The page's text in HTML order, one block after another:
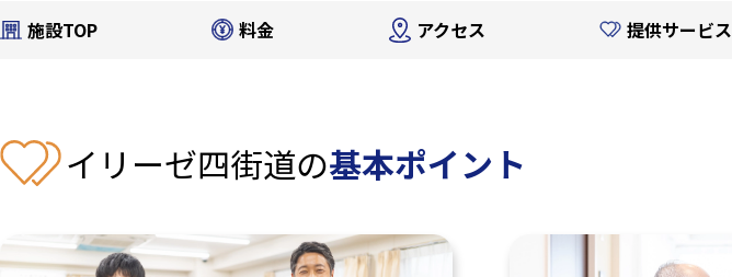
施設TOP 料金 アクセス 提供サービス
イリーゼ四街道の基本ポイント